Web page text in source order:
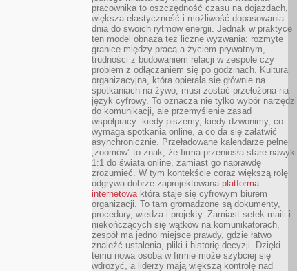
pracownika to oszczędność czasu na dojazdach,
większa elastyczność i możliwość dopasowania
dnia do swoich rytmów energii. Jednak w praktyce
ten model obnaża też liczne wyzwania: rozmyte
granice między pracą a życiem prywatnym,
trudności z budowaniem relacji w zespole czy
problem z odłączaniem się po godzinach. Kultura
organizacyjna, która opierała się głównie na
spotkaniach na żywo, musi zostać przełożona na
język cyfrowy. To oznacza nie tylko wybór narzędzi
do komunikacji, ale przemyślenie zasad
współpracy: kiedy piszemy, kiedy dzwonimy, co
wymaga spotkania online, a co da się załatwić
asynchronicznie. Przeładowane kalendarze pełne
„zoomów” to znak, że firma przeniosła stare nawyki
1:1 do świata online, zamiast go naprawdę
zrozumieć. W tym kontekście coraz większą rolę
odgrywa dobrze zaprojektowana platforma
internetowaktóra staje się cyfrowym biurem
organizacji. To tam gromadzone są dokumenty,
procedury, wiedza i projekty. Zamiast setek maili i
niekończących się wątków na komunikatorach,
zespół ma jedno miejsce prawdy, gdzie łatwo
znaleźć ustalenia, pliki i historię decyzji. Dzięki
temu nowa osoba w firmie może szybciej się
wdrożyć, a liderzy mają większą kontrolę nad